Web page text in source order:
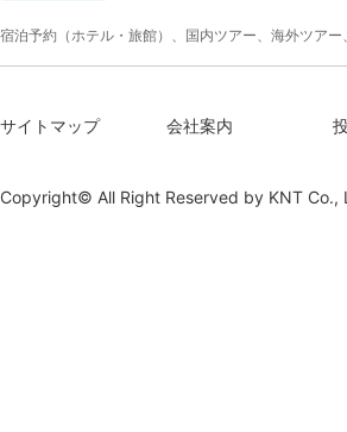
宿泊予約（ホテル・旅館）、国内ツアー、海外ツア
サイトマップ 会社案内
Copyright© All Right Reserved by KNT Co.,